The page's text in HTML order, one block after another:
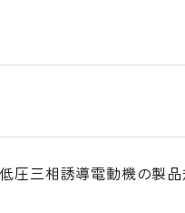
圧三相誘導電動機の製